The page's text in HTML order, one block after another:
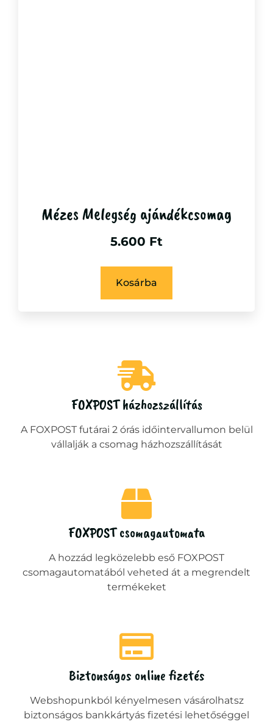
Mézes Melegség ajándékcsomag
5.600 Ft
Kosárba
FOXPOST házhozszállítás
A FOXPOST futárai 2 órás időintervallumon belül
vállalják a csomag házhozszállítását
FOXPOST csomagautomata
A hozzád legközelebb eső FOXPOST
csomagautomatából veheted át a megrendelt
termékeket
Biztonságos online fizetés
Webshopunkból kényelmesen vásárolhatsz
biztonságos bankkártyás fizetési lehetőséggel